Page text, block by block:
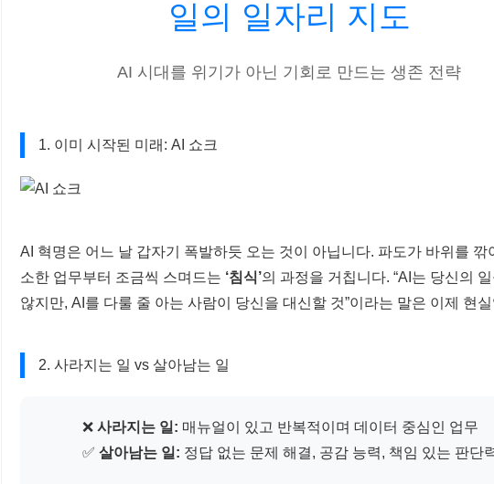
일의 일자리 지도
AI 시대를 위기가 아닌 기회로 만드는 생존 전략
1. 이미 시작된 미래: AI 쇼크
AI 혁명은 어느 날 갑자기 폭발하듯 오는 것이 아닙니다. 파도가 바위를 깎
소한 업무부터 조금씩 스며드는 ‘침식’의 과정을 거칩니다. “AI는 당신의 일
않지만, AI를 다룰 줄 아는 사람이 당신을 대신할 것”이라는 말은 이제 현
2. 사라지는 일 vs 살아남는 일
❌ 사라지는 일: 매뉴얼이 있고 반복적이며 데이터 중심인 업무
✅ 살아남는 일: 정답 없는 문제 해결, 공감 능력, 책임 있는 판단